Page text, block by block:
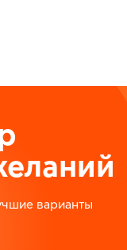
варианты